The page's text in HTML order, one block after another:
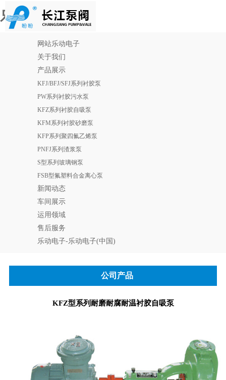
乐动电子
网站乐动电子
关于我们
产品展示
KFJ/BFJ/SFJ系列衬胶泵
PW系列衬胶污水泵
KFZ系列衬胶自吸泵
KFM系列衬胶砂磨泵
KFP系列聚四氟乙烯泵
PNFJ系列渣浆泵
S型系列玻璃钢泵
FSB型氟塑料合金离心泵
新闻动态
车间展示
运用领域
售后服务
乐动电子-乐动电子(中国)
公司产品
KFZ型系列耐磨耐腐耐温衬胶自吸泵